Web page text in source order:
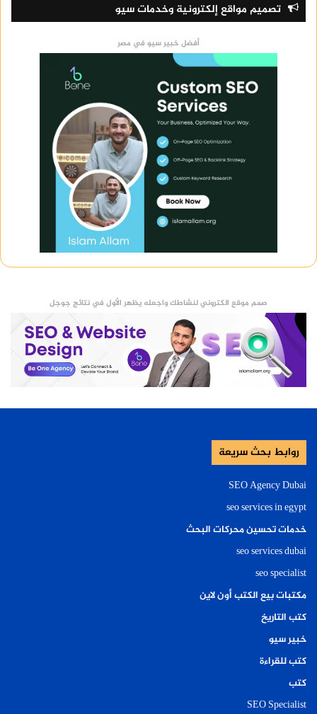
تصميم مواقع إلكترونية وخدمات سيو
أفضل خبير سيو في مصر
صمم موقع الكتروني لنشاطك واجعله يظهر الأول في نتائج جوجل
روابط بحث سريعة
SEO Agency Dubai
seo services in egypt
خدمات تحسين محركات البحث
seo services dubai
seo specialist
مكتبات بيع الكتب أون لاين
كتب التاريخ
خبير سيو
كتب للقراءة
كتب
SEO Specialist